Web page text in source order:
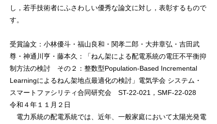
し，若手技術者にふさわしい優秀な論文に対し，表彰するもので
す。
受賞論文：小林優斗・福山良和・関孝二郎・大井章弘・吉田武
尊・神通川亨・藤本久：「ねん架による配電系統の電圧不平衡抑
制方法の検討 その２：整数型Population-Based Incremental
Learningによるねん架地点最適化の検討」電気学会 システム・
スマートファシリティ合同研究会 ST-22-021，SMF-22-028
令和４年１１月２日
電力系統の配電系統では、近年、一般家庭において太陽光発電